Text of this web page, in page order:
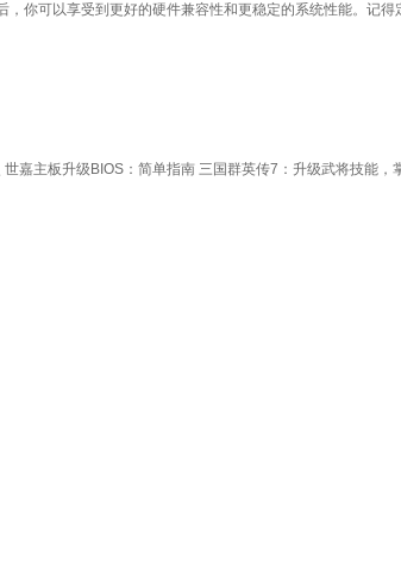
你可以享受到更好的硬件兼容性和更稳定的系统性能。记
世嘉主板升级BIOS：简单指南 三国群英传7：升级武将技能，